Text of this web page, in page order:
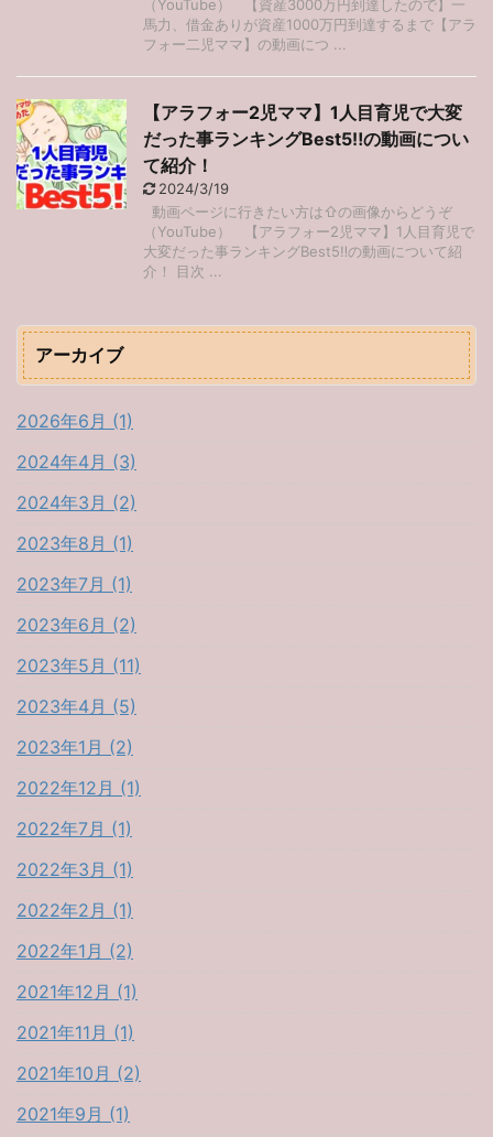
（YouTube） 【資産3000万円到達したので】一
馬力、借金ありが資産1000万円到達するまで【アラ
フォー二児ママ】の動画につ ...
【アラフォー2児ママ】1人目育児で大変
だった事ランキングBest5‼︎の動画につい
て紹介！
2024/3/19
動画ページに行きたい方は⇧の画像からどうぞ
（YouTube） 【アラフォー2児ママ】1人目育児で
大変だった事ランキングBest5‼︎の動画について紹
介！ 目次 ...
アーカイブ
2026年6月 (1)
2024年4月 (3)
2024年3月 (2)
2023年8月 (1)
2023年7月 (1)
2023年6月 (2)
2023年5月 (11)
2023年4月 (5)
2023年1月 (2)
2022年12月 (1)
2022年7月 (1)
2022年3月 (1)
2022年2月 (1)
2022年1月 (2)
2021年12月 (1)
2021年11月 (1)
2021年10月 (2)
2021年9月 (1)